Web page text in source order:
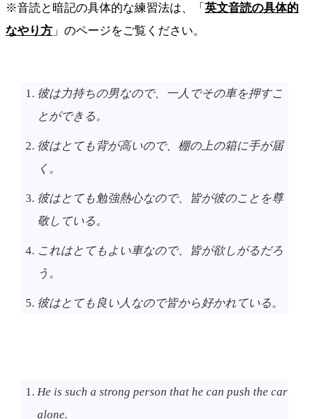
※音読と暗記の具体的な練習法は、「 英文音読の具体的
なやり方 」のページをご覧ください。
彼は力持ちの男なので、一人でその車を押すこ
とができる。
彼はとても背が高いので、棚の上の箱に手が届
く。
彼はとても勉強熱心なので、皆が彼のことを尊
敬している。
これはとてもよい車なので、皆が欲しがるだろ
う。
彼はとても良い人なので皆から好かれている。
He is such a strong person that he can push the car
alone.